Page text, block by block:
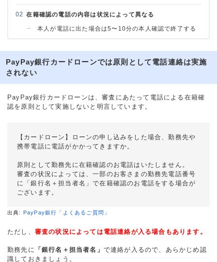
在籍確認の電話の内容は状況によって異なる
本人が電話に出た場合は5〜10分の本人確認で終了する
PayPay銀行カードローンでは原則として電話連絡は実施
されない
PayPay銀行カードローンは、審査にあたって電話による在籍確
認を原則として実施しないと明言しています。
【カードローン】ローンの申し込みをした場合、勤務先や
携帯電話に電話がかかってきますか。
原則として勤務先に在籍確認のお電話はいたしません。
審査の状況によっては、一部のお客さまの勤務先電話番号
に「銀行名＋担当者名」で在籍確認のお電話をする場合が
ございます。
出典: PayPay銀行「よくあるご質問」
ただし、 審査の状況によっては電話連絡が入る場合もあります。
勤務先に 「銀行名＋担当者名」 で連絡が入るので、あらかじめ認
識しておきましょう。